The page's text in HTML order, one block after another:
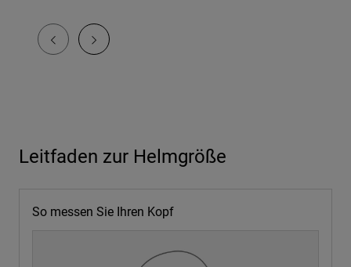
Leitfaden zur Helmgröße
So messen Sie Ihren Kopf